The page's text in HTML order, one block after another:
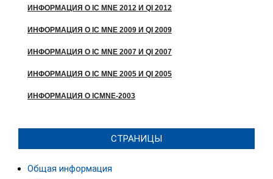
ИНФОРМАЦИЯ О IC MNE 2012 И QI 2012
ИНФОРМАЦИЯ О IC MNE 2009 И QI 2009
ИНФОРМАЦИЯ О IC MNE 2007 И QI 2007
ИНФОРМАЦИЯ О IC MNE 2005 И QI 2005
ИНФОРМАЦИЯ О ICMNE-2003
СТРАНИЦЫ
Общая информация